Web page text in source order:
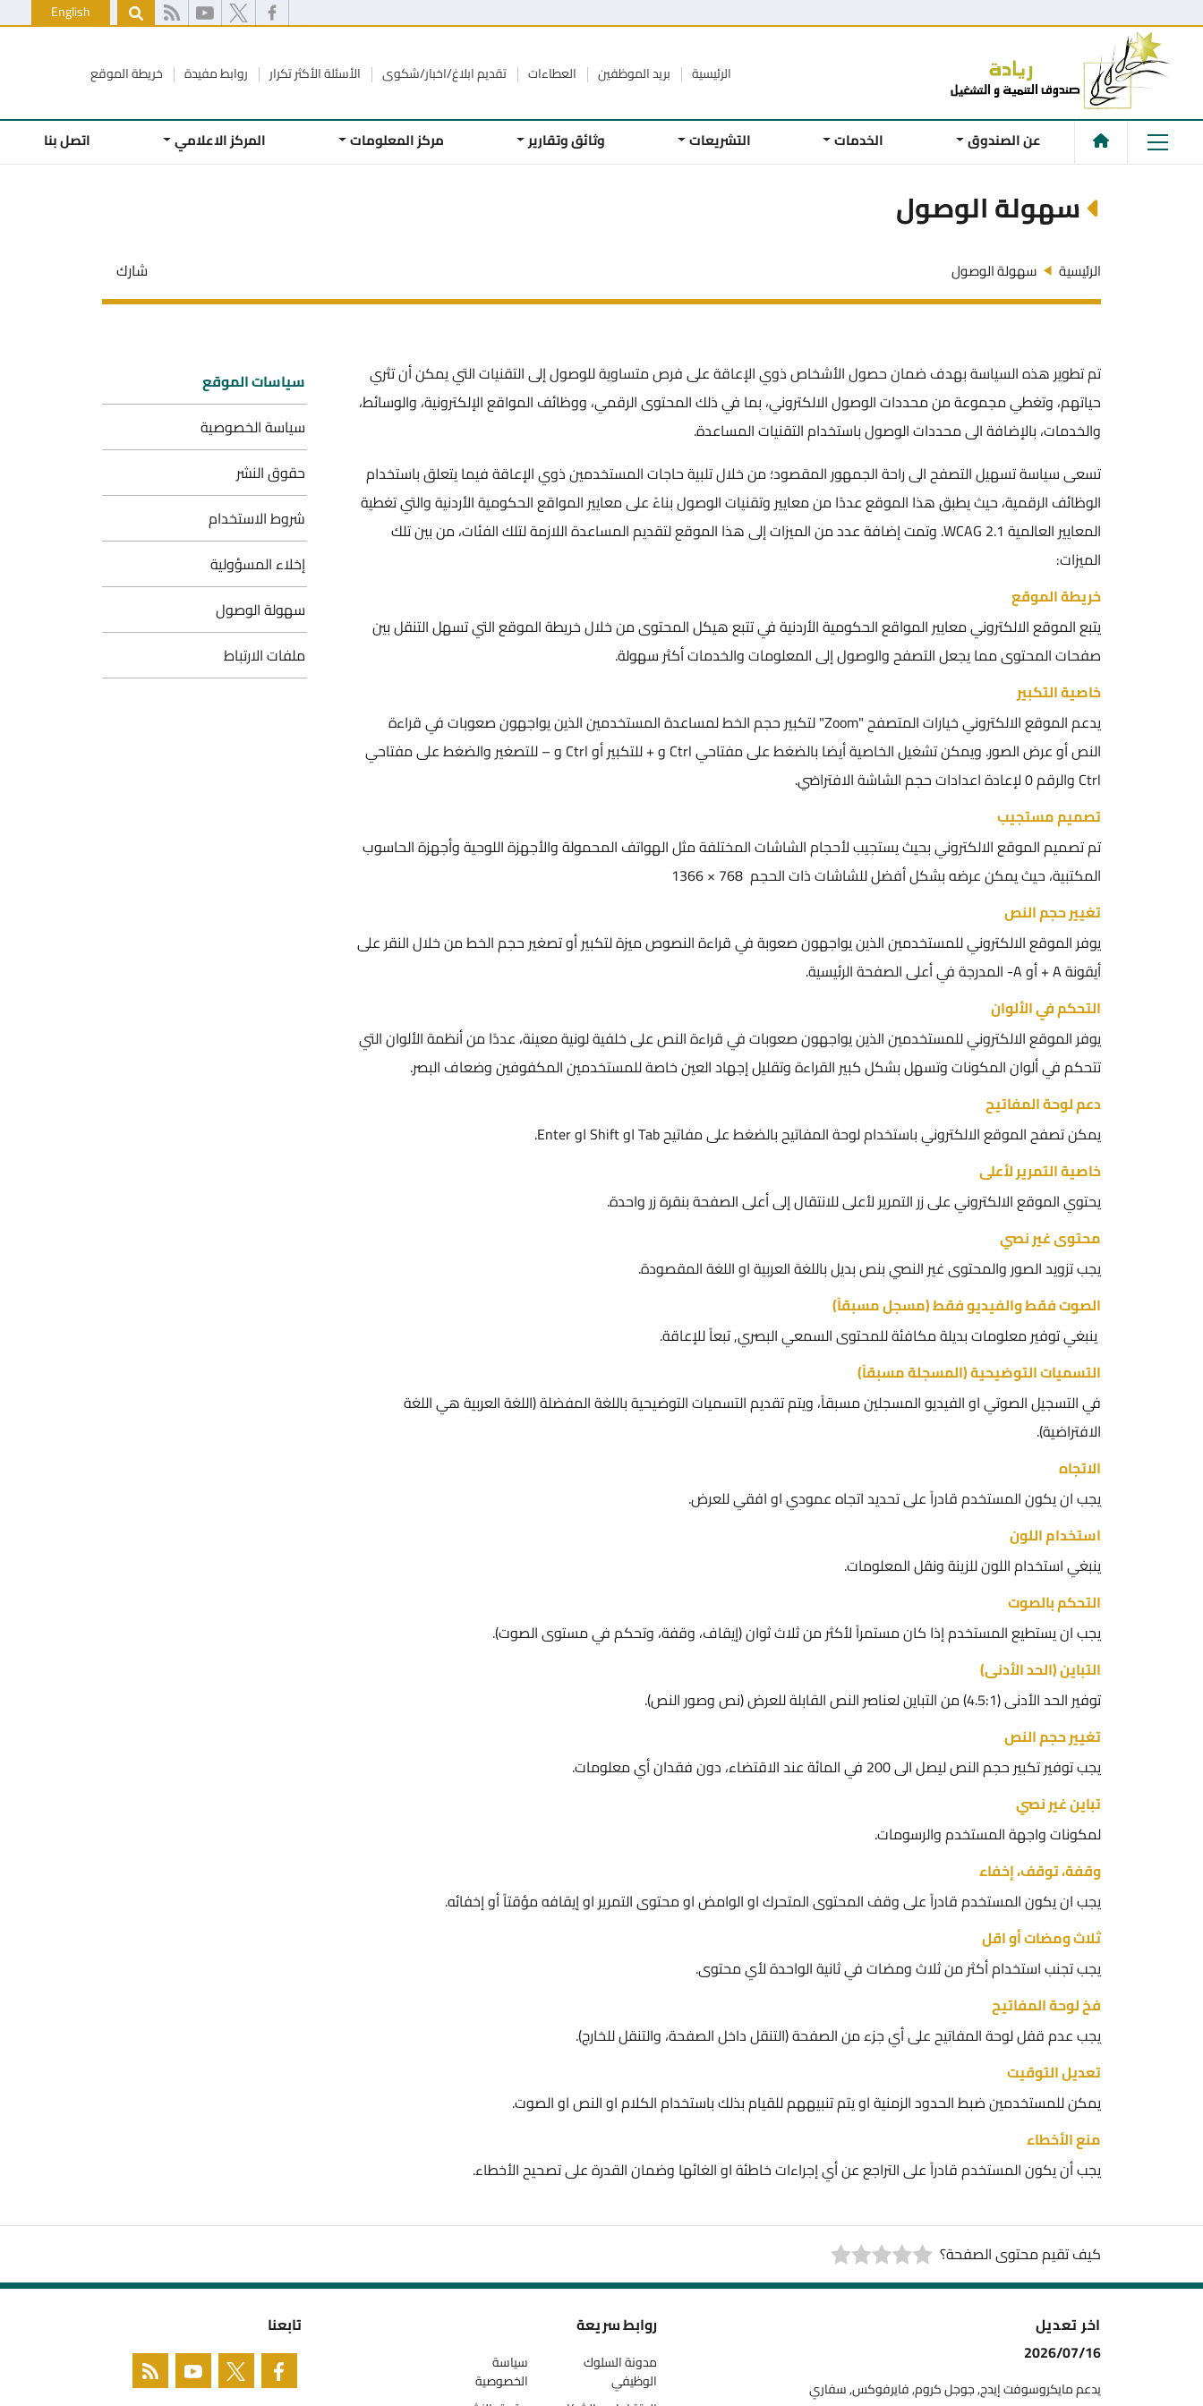
English
الرئيسية بريد الموظفين العطاءات تقديم ابلاغ/اخبار/شكوى الأسئلة الأكثر تكرار روابط مفيدة خريطة الموقع
عن الصندوق الخدمات التشريعات وثائق وتقارير مركز المعلومات المركز الاعلامي اتصل بنا
سهولة الوصول
الرئيسية سهولة الوصول شارك
تم تطوير هذه السياسة بهدف ضمان حصول الأشخاص ذوي الإعاقة على فرص متساوية للوصول إلى التقنيات التي يمكن أن تثري
حياتهم، وتغطي مجموعة من محددات الوصول الالكتروني، بما في ذلك المحتوى الرقمي، ووظائف المواقع الإلكترونية، والوسائط،
والخدمات، بالإضافة الى محددات الوصول باستخدام التقنيات المساعدة.
تسعى سياسة تسهيل التصفح الى راحة الجمهور المقصود؛ من خلال تلبية حاجات المستخدمين ذوي الإعاقة فيما يتعلق باستخدام
الوظائف الرقمية، حيث يطبق هذا الموقع عددًا من معايير وتقنيات الوصول بناءً على معايير المواقع الحكومية الأردنية والتي تغطية
المعايير العالمية WCAG 2.1. وتمت إضافة عدد من الميزات إلى هذا الموقع لتقديم المساعدة اللازمة لتلك الفئات، من بين تلك
الميزات:
خريطة الموقع
يتبع الموقع الالكتروني معايير المواقع الحكومية الأردنية في تتبع هيكل المحتوى من خلال خريطة الموقع التي تسهل التنقل بين
صفحات المحتوى مما يجعل التصفح والوصول إلى المعلومات والخدمات أكثر سهولة.
خاصية التكبير
يدعم الموقع الالكتروني خيارات المتصفح "Zoom" لتكبير حجم الخط لمساعدة المستخدمين الذين يواجهون صعوبات في قراءة
النص أو عرض الصور. ويمكن تشغيل الخاصية أيضا بالضغط على مفتاحي Ctrl و + للتكبير أو Ctrl و – للتصغير والضغط على مفتاحي
Ctrl والرقم 0 لإعادة اعدادات حجم الشاشة الافتراضي.
تصميم مستجيب
تم تصميم الموقع الالكتروني بحيث يستجيب لأحجام الشاشات المختلفة مثل الهواتف المحمولة والأجهزة اللوحية وأجهزة الحاسوب
المكتبية، حيث يمكن عرضه بشكل أفضل للشاشات ذات الحجم 768 × 1366
تغيير حجم النص
يوفر الموقع الالكتروني للمستخدمين الذين يواجهون صعوبة في قراءة النصوص ميزة لتكبير أو تصغير حجم الخط من خلال النقر على
أيقونة A + أو A- المدرجة في أعلى الصفحة الرئيسية.
التحكم في الألوان
يوفر الموقع الالكتروني للمستخدمين الذين يواجهون صعوبات في قراءة النص على خلفية لونية معينة، عددًا من أنظمة الألوان التي
تتحكم في ألوان المكونات وتسهل بشكل كبير القراءة وتقليل إجهاد العين خاصة للمستخدمين المكفوفين وضعاف البصر.
دعم لوحة المفاتيح
يمكن تصفح الموقع الالكتروني باستخدام لوحة المفاتيح بالضغط على مفاتيح Tab او Shift او Enter.
خاصية التمرير لأعلى
يحتوي الموقع الالكتروني على زر التمرير لأعلى للانتقال إلى أعلى الصفحة بنقرة زر واحدة.
محتوى غير نصي
يجب تزويد الصور والمحتوى غير النصي بنص بديل باللغة العربية او اللغة المقصودة.
الصوت فقط والفيديو فقط (مسجل مسبقاً)
ينبغي توفير معلومات بديلة مكافئة للمحتوى السمعي البصري, تبعاً للإعاقة.
التسميات التوضيحية (المسجلة مسبقاً)
في التسجيل الصوتي او الفيديو المسجلين مسبقاً، ويتم تقديم التسميات التوضيحية باللغة المفضلة (اللغة العربية هي اللغة
الافتراضية).
الاتجاه
يجب ان يكون المستخدم قادراً على تحديد اتجاه عمودي او افقي للعرض.
استخدام اللون
ينبغي استخدام اللون للزينة ونقل المعلومات.
التحكم بالصوت
يجب ان يستطيع المستخدم إذا كان مستمراً لأكثر من ثلاث ثوان (إيقاف، وقفة، وتحكم في مستوى الصوت).
التباين (الحد الأدنى)
توفير الحد الأدنى (4.5:1) من التباين لعناصر النص القابلة للعرض (نص وصور النص).
تغيير حجم النص
يجب توفير تكبير حجم النص ليصل الى 200 في المائة عند الاقتضاء، دون فقدان أي معلومات.
تباين غير نصي
لمكونات واجهة المستخدم والرسومات.
وقفة، توقف، إخفاء
يجب ان يكون المستخدم قادراً على وقف المحتوى المتحرك او الوامض او محتوى التمرير او إيقافه مؤقتاً أو إخفائه.
ثلاث ومضات أو اقل
يجب تجنب استخدام أكثر من ثلاث ومضات في ثانية الواحدة لأي محتوى.
فخ لوحة المفاتيح
يجب عدم قفل لوحة المفاتيح على أي جزء من الصفحة (التنقل داخل الصفحة، والتنقل للخارج).
تعديل التوقيت
يمكن للمستخدمين ضبط الحدود الزمنية او يتم تنبيههم للقيام بذلك باستخدام الكلام او النص او الصوت.
منع الأخطاء
يجب أن يكون المستخدم قادراً على التراجع عن أي إجراءات خاطئة او الغائها وضمان القدرة على تصحيح الأخطاء.
سياسات الموقع
سياسة الخصوصية
حقوق النشر
شروط الاستخدام
إخلاء المسؤولية
سهولة الوصول
ملفات الارتباط
كيف تقيم محتوى الصفحة؟
اخر تعديل
2026/07/16
يدعم مايكروسوفت إيدج, جوجل كروم, فايرفوكس, سفاري
روابط سريعة
مدونة السلوك
الوظيفي
سياسة
الخصوصية
تابعنا